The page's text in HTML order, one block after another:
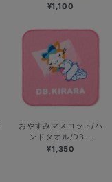
¥1,100
おやすみマスコット/ハ
ンドタオル/DB...
¥1,350